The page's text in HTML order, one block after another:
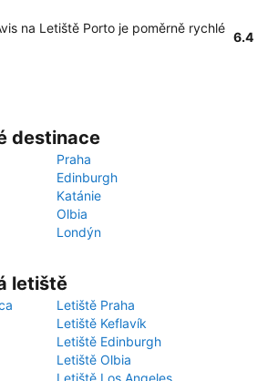
na Letiště Porto je poměrně rychlé
6.4
destinace
Praha
Edinburgh
Katánie
Olbia
Londýn
letiště
Letiště Praha
Letiště Keflavík
Letiště Edinburgh
Letiště Olbia
Letiště Los Angeles